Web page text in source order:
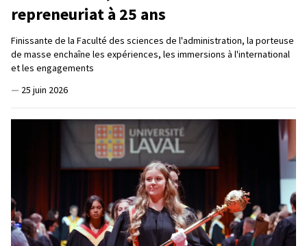
repreneuriat à 25 ans
Finissante de la Faculté des sciences de l'administration, la porteuse
de masse enchaîne les expériences, les immersions à l'international
et les engagements
— 25 juin 2026